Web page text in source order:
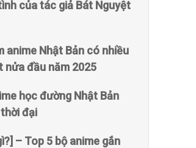
của tác giả Bát Nguyệt
anime Nhật Bản có nhiều
nửa đầu năm 2025
học đường Nhật Bản
đại
– Top 5 bộ anime gắn